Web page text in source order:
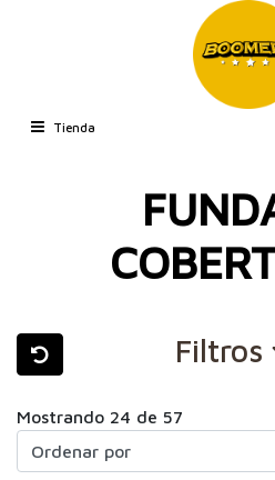
Tienda
Filtros
Mostrando 24 de 57